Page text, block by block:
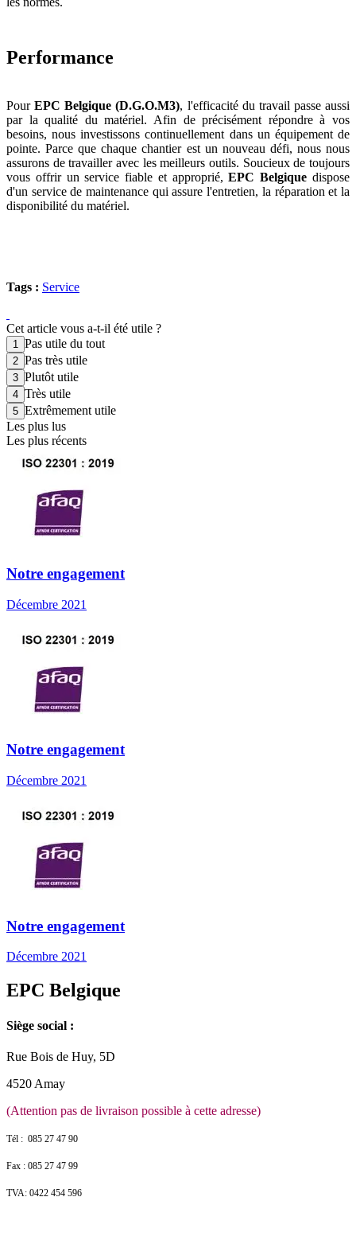
Performance
PourEPC Belgique (D.G.O.M3), l'efficacité du travail passe aussi
par la qualité du matériel. Afin de précisément répondre à vos
besoins, nous investissons continuellement dans un équipement de
pointe. Parce que chaque chantier est un nouveau défi, nous nous
assurons de travailler avec les meilleurs outils. Soucieux de toujours
vous offrir un service fiable et approprié,EPC Belgiquedispose
d'un service de maintenance qui assure l'entretien, la réparation et la
disponibilité du matériel.
Tags : Service
Cet article vous a-t-il été utile ?
Pas utile du tout
Pas très utile
Plutôt utile
Très utile
Extrêmement utile
Les plus lus
Les plus récents
Notre engagement
Décembre 2021
Notre engagement
Décembre 2021
Notre engagement
Décembre 2021
EPC Belgique
Siège social :
Rue Bois de Huy, 5D
4520 Amay
(Attention pas de livraison possible à cette adresse)
Tél : 085 27 47 90
Fax : 085 27 47 99
TVA: 0422 454 596